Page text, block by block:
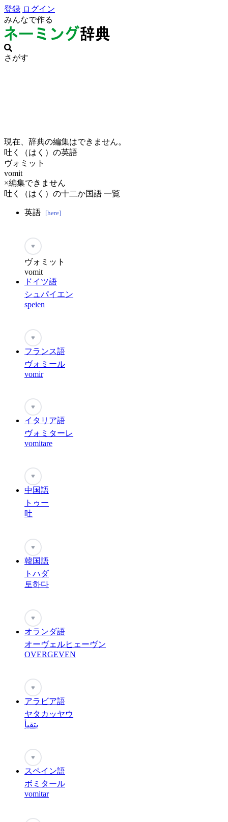
登録 ログイン
みんなで作る
さがす
現在、辞典の編集はできません。
吐く（はく）の英語
ヴォミット
vomit
×編集できません
吐く（はく）の十二か国語 一覧
英語 [here]
♥
ヴォミット
vomit
ドイツ語
シュパイエン
speien
♥
フランス語
ヴォミール
vomir
♥
イタリア語
ヴォミターレ
vomitare
♥
中国語
トゥー
吐
♥
韓国語
トハダ
토하다
♥
オランダ語
オーヴェルヒェーヴン
OVERGEVEN
♥
アラビア語
ヤタカッヤウ
يتقيأ
♥
スペイン語
ボミタール
vomitar